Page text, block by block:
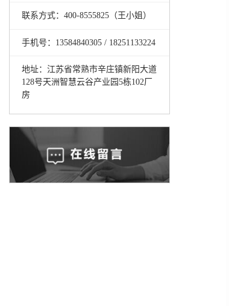
联系方式：400-8555825（王小姐）
手机号：13584840305 / 18251133224
地址：江苏省常熟市辛庄镇新阳大道
128号天洲智慧云谷产业园5栋102厂
房